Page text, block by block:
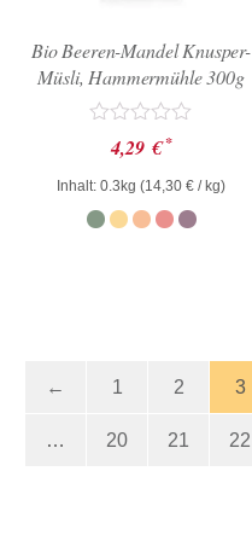
Bio Beeren-Mandel Knusper-
Müsli, Hammermühle 300g
Bewertet
mit
0
von
5
4,29 € *
Inhalt: 0.3kg (14,30 € / kg)
← 1 2 3
… 20 21 22